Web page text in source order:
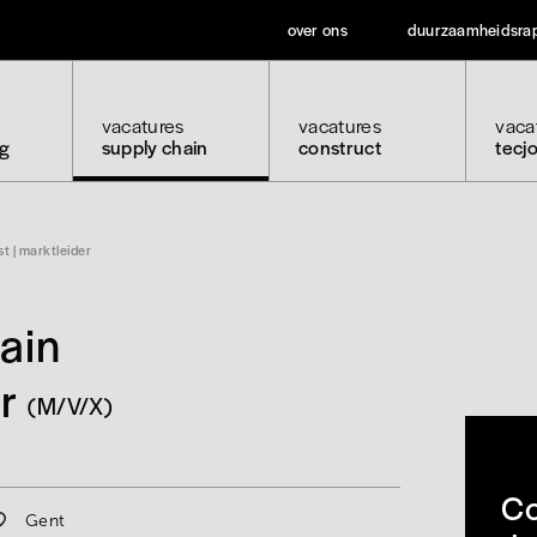
over ons
vacatures
supply chain
vacatures
construct
| marktleider
(M/V/X)
Gent